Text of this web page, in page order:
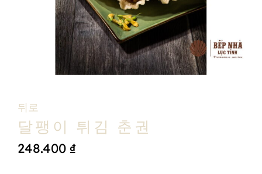
뒤로
달팽이 튀김 춘권
248.400 ₫